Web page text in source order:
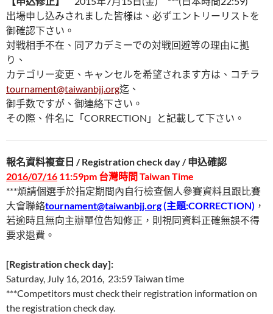
出場申し込みされました皆様は、必ずエントリーリストを
御確認下さい。
対戦相手不在、同アカデミーでの対戦回避等の理由に拠
り、
カテゴリー変更、キャンセルを希望されます方は、コチラ
tournament@taiwanbjj.org迄、
御手数ですが、御連絡下さい。
その際、件名に「CORRECTION」と記載して下さい。
報名資料複查日 / Registration check day / 申込確認
2016/07/16 11:59pm 台灣時間 Taiwan Time
***煩請個選手於指定期間內自行檢查個人參賽資料且跟比賽
大會聯絡tournament@taiwanbjj.org(主題:CORRECTION) ，
若逾時且無向主辦單位告知修正，則視同資料正確無誤不得
要求退費。
[Registration check day]:
Saturday, July 16, 2016, 23:59 Taiwan time
***Competitors must check their registration information on
the registration check day.